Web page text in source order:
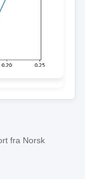
fra Norsk